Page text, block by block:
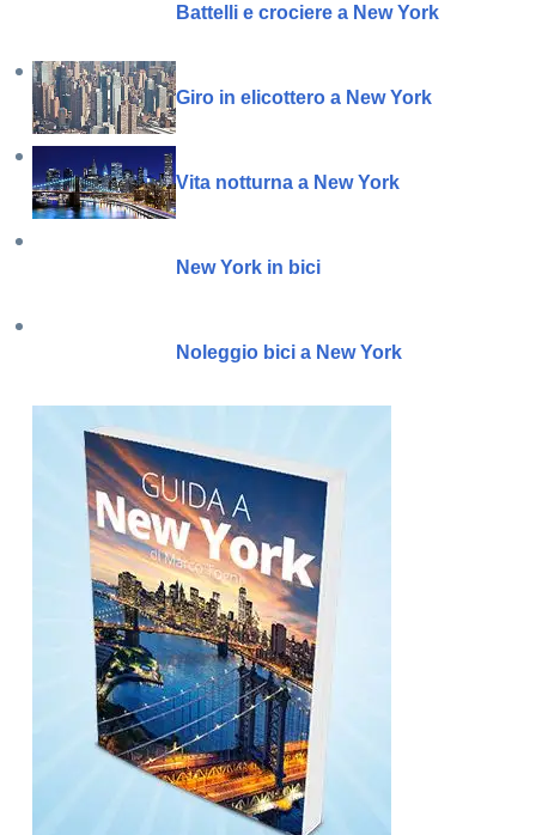
Battelli e crociere a New York
Giro in elicottero a New York
Vita notturna a New York
New York in bici
Noleggio bici a New York